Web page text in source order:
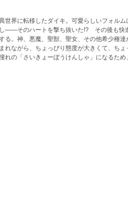
世界に転移したダイキ。可愛らしいフォル
――そのハートを撃ち抜いた!? その後も快
る。神、悪魔、聖獣、聖女、その他希少種
れながら、ちょっぴり態度が大きくて、ち
の「さいきょーぼうけんしゃ」になるため